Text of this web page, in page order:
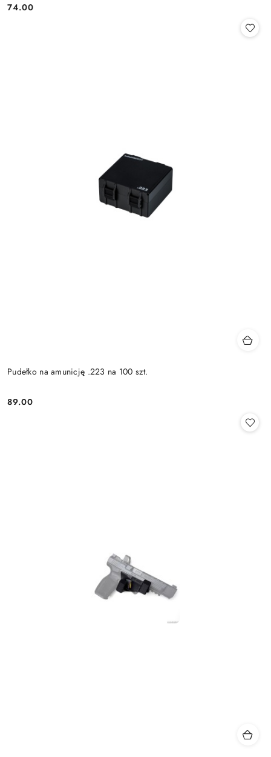
Cena:
74.00
Pudełko na amunicję .223 na 100 szt.
Cena:
89.00